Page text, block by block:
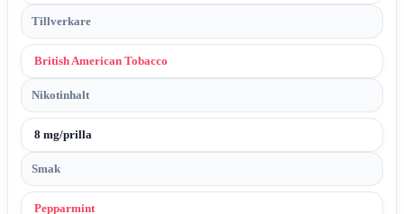
Tillverkare
British American Tobacco
Nikotinhalt
8 mg/prilla
Smak
Pepparmint